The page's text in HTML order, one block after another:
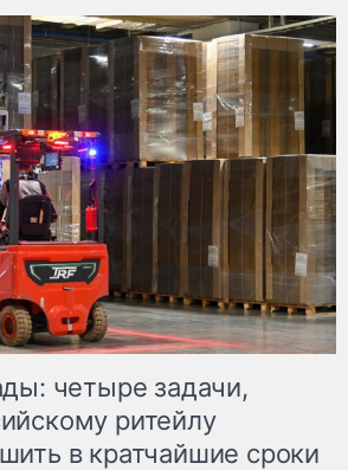
четыре задачи,
ритейлу
в кратчайшие сроки